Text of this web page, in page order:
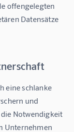
offengelegten
Datensätze
eine schlanke
und
Notwendigkeit
Unternehmen